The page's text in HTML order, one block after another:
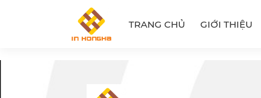
TRANG CHỦ GIỚI THIỆU